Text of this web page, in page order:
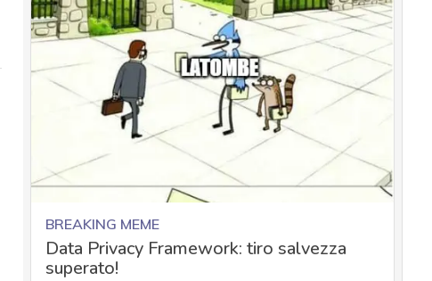
BREAKING MEME
Data Privacy Framework: tiro salvezza
superato!